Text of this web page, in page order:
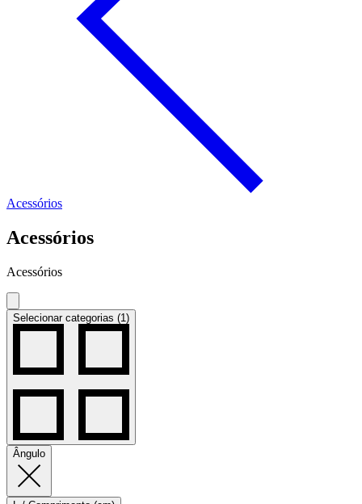
Acessórios
Acessórios
Acessórios
Selecionar categorias (1)
Ângulo